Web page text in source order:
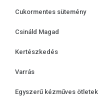
Cukormentes sütemény
Csináld Magad
Kertészkedés
Varrás
Egyszerű kézműves ötletek